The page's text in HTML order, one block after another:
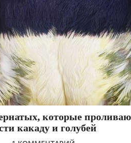
которые
какаду и голубей